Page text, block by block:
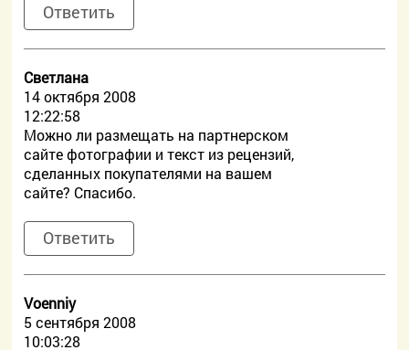
Ответить
Светлана
14 октября 2008
12:22:58
Можно ли размещать на партнерском
сайте фотографии и текст из рецензий,
сделанных покупателями на вашем
сайте? Спасибо.
Ответить
Voenniy
5 сентября 2008
10:03:28